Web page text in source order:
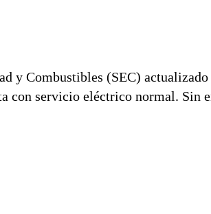
y Combustibles (SEC) actualizado
con servicio eléctrico normal. Sin